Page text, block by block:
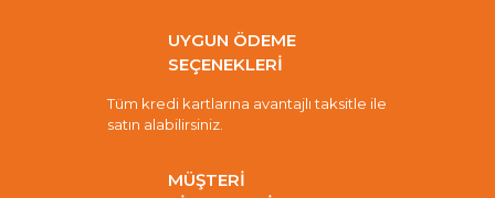
UYGUN ÖDEME
SEÇENEKLERİ
Tüm kredi kartlarına avantajlı taksitle ile
satın alabilirsiniz.
MÜŞTERİ